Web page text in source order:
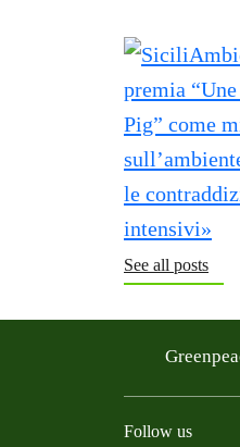
See all posts
Follow us